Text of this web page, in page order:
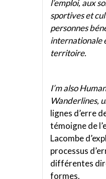
l’emploi, aux
sportives et
personnes
internationale
territoire.
I’m also Human
Wanderlines,
lignes d’erre
témoigne de
Lacombe
processus
différentes
formes.